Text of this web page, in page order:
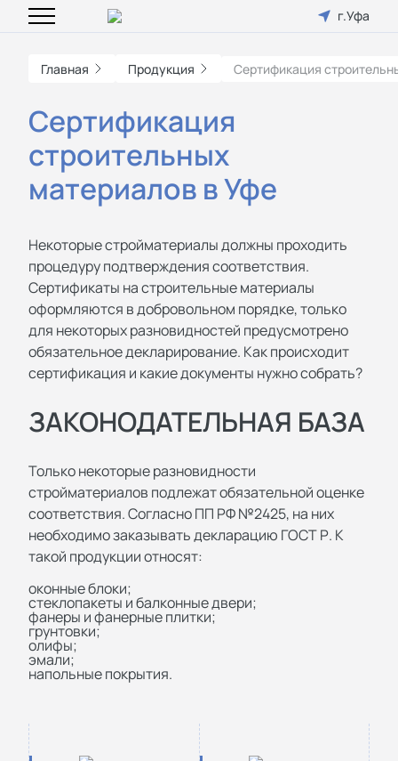
г.Уфа
Главная Продукция Сертификация
Сертификация
строительных
материалов в Уфе
Некоторые стройматериалы должны проходить
процедуру подтверждения соответствия.
Сертификаты на строительные материалы
оформляются в добровольном порядке, только
для некоторых разновидностей предусмотрено
обязательное декларирование. Как происходит
сертификация и какие документы нужно собрать?
ЗАКОНОДАТЕЛЬНАЯ БАЗА
Только некоторые разновидности
стройматериалов подлежат обязательной оценке
соответствия. Согласно ПП РФ №2425, на них
необходимо заказывать декларацию ГОСТ Р. К
такой продукции относят:
оконные блоки;
стеклопакеты и балконные двери;
фанеры и фанерные плитки;
грунтовки;
олифы;
эмали;
напольные покрытия.